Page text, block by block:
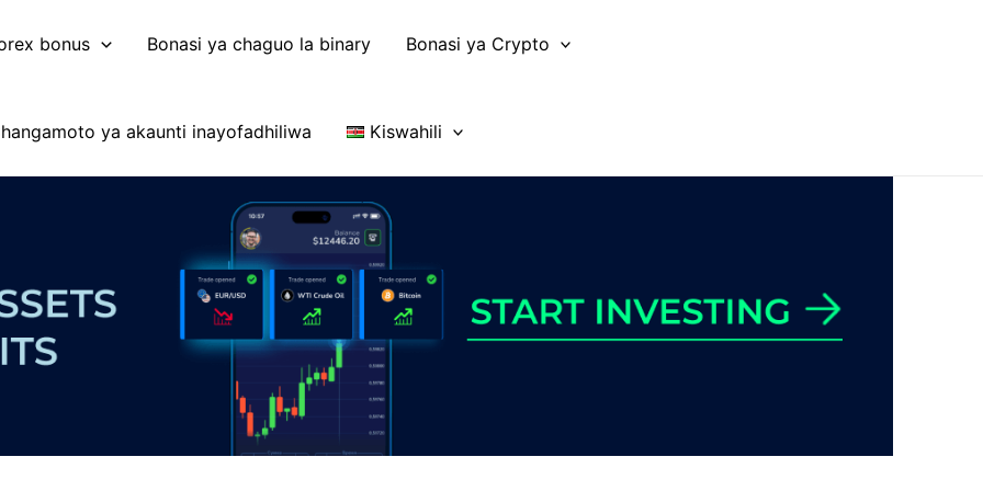
bonus Bonasi ya chaguo la binary Bonasi ya Crypto
ya akaunti inayofadhiliwa Kiswahili